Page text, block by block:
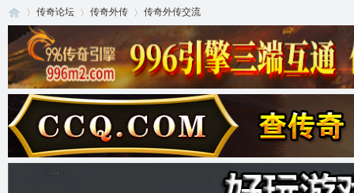
传 »
传奇论坛
›
传奇外传 传奇外传交流